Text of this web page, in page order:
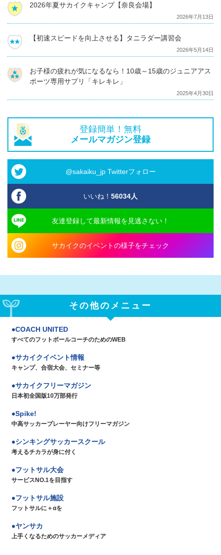
2026年夏サカイクキャンプ【奈良会場】
2026年7月13日
【初速スピードを向上させる】タニラダー講習会
2026年5月14日
お子様の疲れが気になるなら！10歳～15歳のジュニアアス
ポーツ専用サプリ「キレキレ」
2025年4月30日
登録簡単！無料
メールマガジン登録
@sakaiku_jp Twitterフォロー
いいね！ 56034人
友達登録して最新情報を見逃さない！
サカイクのイベントの様子をチェック
その他のメニュー
COACH UNITED
すべてのフットボールコーチのためのWEB
サカイクイベント情報
キャンプ、合宿大会、セミナー等
サカイクフリーマガジン
日本初全国版10万部発行
Spike!
中高サッカープレーヤー向けフリーマガジン
シンキングサッカースクール
考えるチカラが身に付く
フットサル大会
サービスNO.1を目指す
フットサル施設
フットサルに＋αを
ヤンサカ
上手くなるためのサッカーメディア